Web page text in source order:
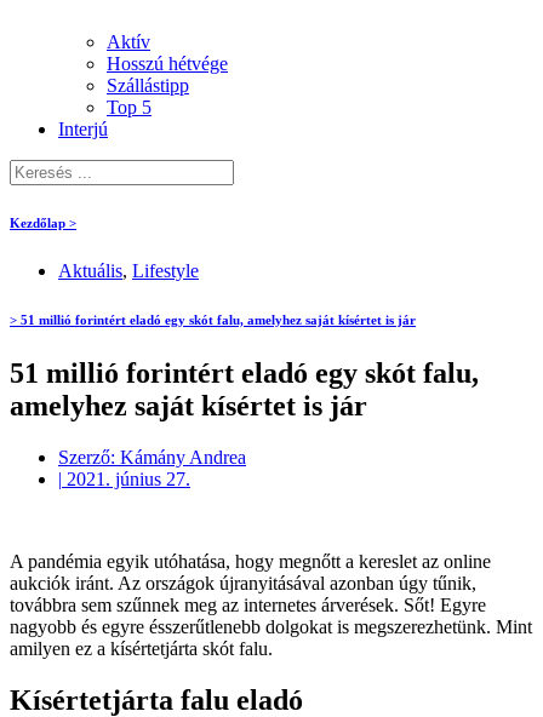
Aktív
Hosszú hétvége
Szállástipp
Top 5
Interjú
Kezdőlap >
Aktuális, Lifestyle
> 51 millió forintért eladó egy skót falu, amelyhez saját kísértet is jár
51 millió forintért eladó egy skót falu,
amelyhez saját kísértet is jár
Szerző: Kámány Andrea
| 2021. június 27.
A pandémia egyik utóhatása, hogy megnőtt a kereslet az online
aukciók iránt. Az országok újranyitásával azonban úgy tűnik,
továbbra sem szűnnek meg az internetes árverések. Sőt! Egyre
nagyobb és egyre ésszerűtlenebb dolgokat is megszerezhetünk. Mint
amilyen ez a kísértetjárta skót falu.
Kísértetjárta falu eladó